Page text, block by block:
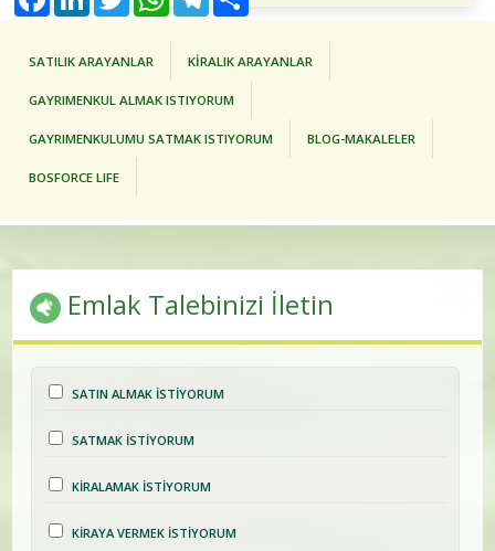
SATILIK ARAYANLAR KİRALIK ARAYANLAR
GAYRIMENKUL ALMAK ISTIYORUM
GAYRIMENKULUMU SATMAK ISTIYORUM BLOG-MAKALELER
BOSFORCE LIFE
Emlak Talebinizi İletin
SATIN ALMAK İSTİYORUM
SATMAK İSTİYORUM
KİRALAMAK İSTİYORUM
KİRAYA VERMEK İSTİYORUM